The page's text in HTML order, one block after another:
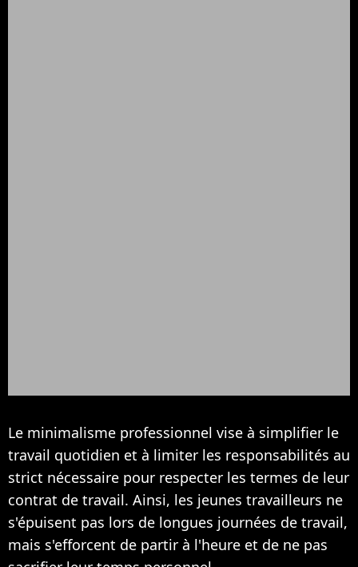
Le minimalisme professionnel vise à simplifier le
travail quotidien et à limiter les responsabilités au
strict nécessaire pour respecter les termes de leur
contrat de travail. Ainsi, les jeunes travailleurs ne
s'épuisent pas lors de longues journées de travail,
mais s'efforcent de partir à l'heure et de ne pas